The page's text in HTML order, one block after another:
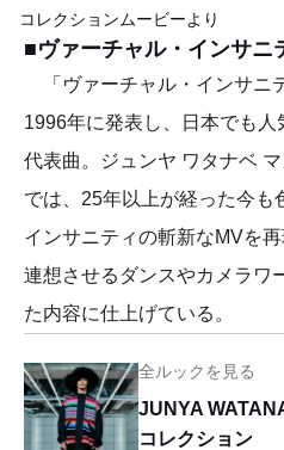
コレクションムービーより
■ヴァーチャル・インサニ
「ヴァーチャル・インサニ
1996年に発表し、日本でも
代表曲。ジュンヤ ワタナベ
では、25年以上が経った今も
インサニティの斬新なMVを
連想させるダンスやカメラワ
た内容に仕上げている。
全ルックを見る
JUNYA
コレクション